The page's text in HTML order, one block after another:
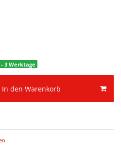
3 Werktage
In den Warenkorb